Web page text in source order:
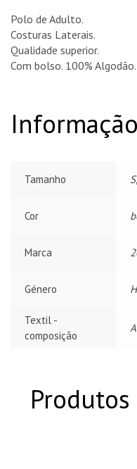
Polo de Adulto.
Costuras Laterais.
Qualidade superior.
Com bolso. 100% Algodão.
Tamanho
Cor
Marca
Género
Textil -
composição